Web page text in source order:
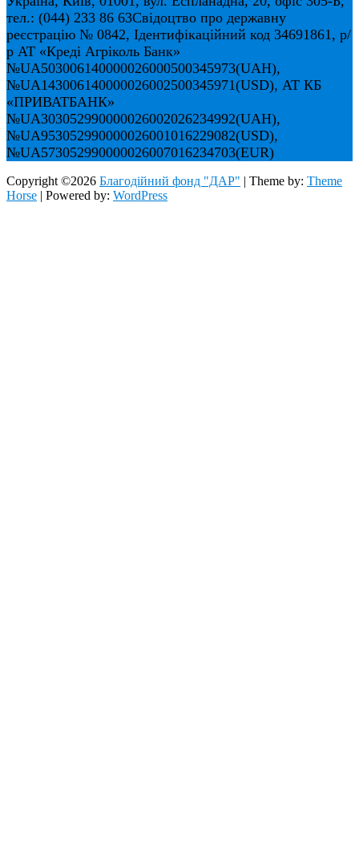
тел.: (044) 233 86 63Свідоцтво про державну
реєстрацію № 0842, Ідентифікаційний код 34691861, р/
р АТ «Креді Агріколь Банк»
№UA503006140000026000500345973(UAH),
№UA143006140000026002500345971(USD), АТ КБ
«ПРИВАТБАНК»
№UA303052990000026002026234992(UAH),
№UA953052990000026001016229082(USD),
№UA573052990000026007016234703(EUR)
Copyright ©2026 Благодійний фонд "ДАР" | Theme by: Theme
Horse | Powered by: WordPress